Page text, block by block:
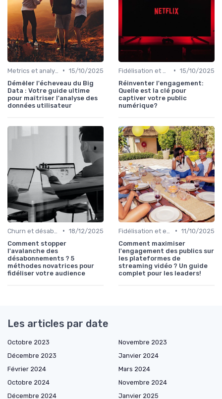
• 15/10/2025
Démêler l'écheveau du Big
Data : Votre guide ultime
pour maîtriser l'analyse des
données utilisateur
• 15/10/2025
Réinventer l'engagement:
Quelle est la clé pour
captiver votre public
numérique?
• 18/12/2025
Comment stopper
l'avalanche des
désabonnements ? 5
méthodes novatrices pour
fidéliser votre audience
• 11/10/2025
Comment maximiser
l'engagement des publics sur
les plateformes de
streaming vidéo ? Un guide
complet pour les leaders!
Les articles par date
Octobre 2023
Novembre 2023
Décembre 2023
Janvier 2024
Février 2024
Mars 2024
Octobre 2024
Novembre 2024
Décembre 2024
Janvier 2025